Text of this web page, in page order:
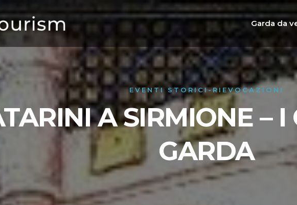
Garda da
EVENTI STORICI-RIEVOCAZIONI
A SIRMIONE – I
GARDA